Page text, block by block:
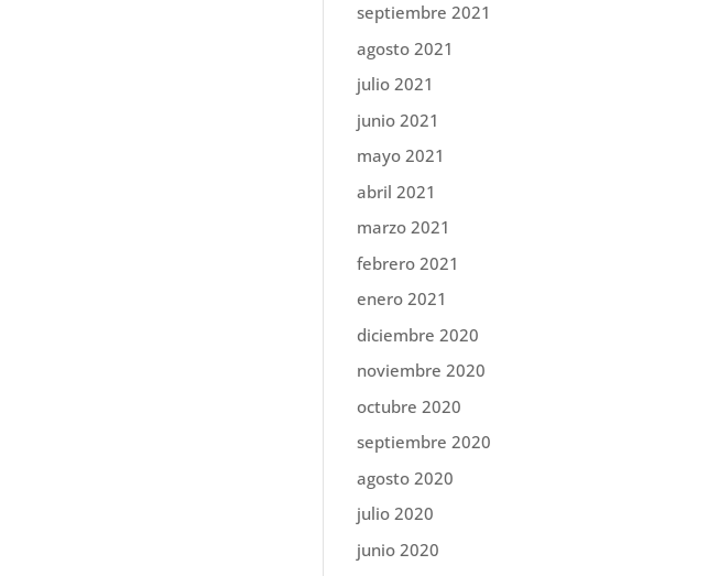
septiembre 2021
agosto 2021
julio 2021
junio 2021
mayo 2021
abril 2021
marzo 2021
febrero 2021
enero 2021
diciembre 2020
noviembre 2020
octubre 2020
septiembre 2020
agosto 2020
julio 2020
junio 2020